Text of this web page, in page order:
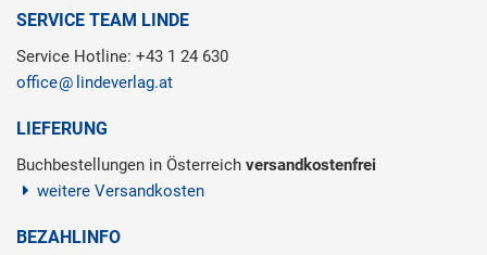
SERVICE TEAM LINDE
Service Hotline: +43 1 24 630
office
lindeverlag.at
LIEFERUNG
Buchbestellungen in Österreich versandkostenfrei
weitere Versandkosten
BEZAHLINFO